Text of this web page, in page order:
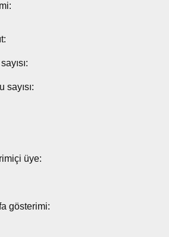
sayısı:
üye:
gösterimi: